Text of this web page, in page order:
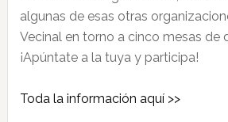
algunas de esas otras
Vecinal en torno a cinco mesas de
¡Apúntate a la tuya y participa!
Toda la información aquí >>